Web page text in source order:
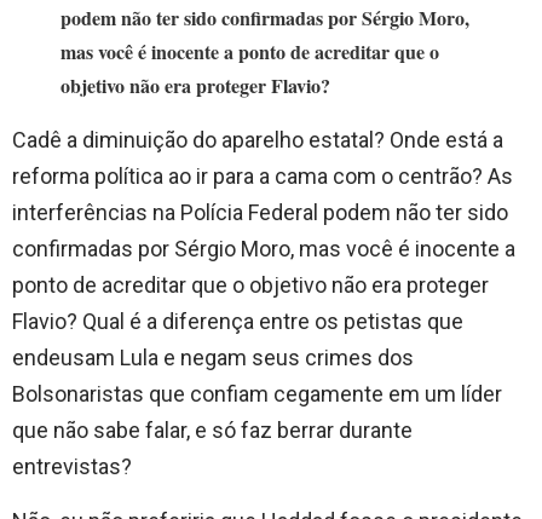
podem não ter sido confirmadas por Sérgio Moro,
mas você é inocente a ponto de acreditar que o
objetivo não era proteger Flavio?
Cadê a diminuição do aparelho estatal? Onde está a
reforma política ao ir para a cama com o centrão? As
interferências na Polícia Federal podem não ter sido
confirmadas por Sérgio Moro, mas você é inocente a
ponto de acreditar que o objetivo não era proteger
Flavio? Qual é a diferença entre os petistas que
endeusam Lula e negam seus crimes dos
Bolsonaristas que confiam cegamente em um líder
que não sabe falar, e só faz berrar durante
entrevistas?